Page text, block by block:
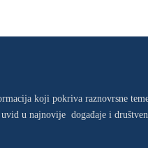
koji pokriva raznovrsne
u najnovije događaje i